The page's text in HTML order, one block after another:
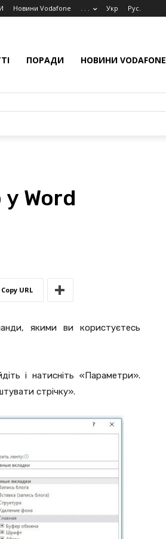
Новини Vodafone . . . Укр Рус.
ПОРАДИ НОВИНИ VODAFONE
Word
Copy URL
якими ви користуєтесь
і натисніть «Параметри».
стрічку».